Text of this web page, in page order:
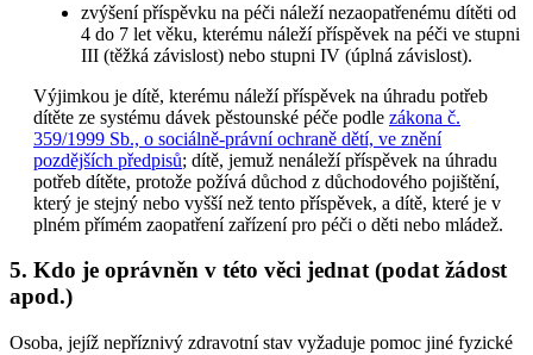
zvýšení příspěvku na péči náleží nezaopatřenému dítěti od
4 do 7 let věku, kterému náleží příspěvek na péči ve stupni
III (těžká závislost) nebo stupni IV (úplná závislost).
Výjimkou je dítě, kterému náleží příspěvek na úhradu potřeb
dítěte ze systému dávek pěstounské péče podlezákona č.
359/1999 Sb., o sociálně-právní ochraně dětí, ve znění
pozdějších předpisů; dítě, jemuž nenáleží příspěvek na úhradu
potřeb dítěte, protože požívá důchod z důchodového pojištění,
který je stejný nebo vyšší než tento příspěvek, a dítě, které je v
plném přímém zaopatření zařízení pro péči o děti nebo mládež.
5. Kdo je oprávněn v této věci jednat (podat žádost
apod.)
Osoba, jejíž nepříznivý zdravotní stav vyžaduje pomoc jiné fyzické